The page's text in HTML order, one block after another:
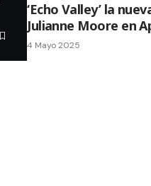
‘Echo Valley’ la
Julianne Moore en
4 Mayo 2025